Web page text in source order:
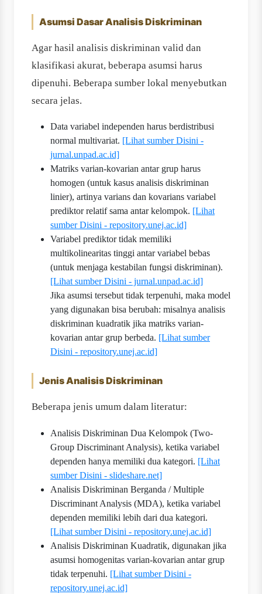
Asumsi Dasar Analisis Diskriminan
Agar hasil analisis diskriminan valid dan
klasifikasi akurat, beberapa asumsi harus
dipenuhi. Beberapa sumber lokal menyebutkan
secara jelas.
Data variabel independen harus berdistribusi
normal multivariat. [Lihat sumber Disini -
jurnal.unpad.ac.id]
Matriks varian-kovarian antar grup harus
homogen (untuk kasus analisis diskriminan
linier), artinya varians dan kovarians variabel
prediktor relatif sama antar kelompok. [Lihat
sumber Disini - repository.unej.ac.id]
Variabel prediktor tidak memiliki
multikolinearitas tinggi antar variabel bebas
(untuk menjaga kestabilan fungsi diskriminan).
[Lihat sumber Disini - jurnal.unpad.ac.id]
Jika asumsi tersebut tidak terpenuhi, maka model
yang digunakan bisa berubah: misalnya analisis
diskriminan kuadratik jika matriks varian-
kovarian antar grup berbeda. [Lihat sumber
Disini - repository.unej.ac.id]
Jenis Analisis Diskriminan
Beberapa jenis umum dalam literatur:
Analisis Diskriminan Dua Kelompok (Two-
Group Discriminant Analysis), ketika variabel
dependen hanya memiliki dua kategori. [Lihat
sumber Disini - slideshare.net]
Analisis Diskriminan Berganda / Multiple
Discriminant Analysis (MDA), ketika variabel
dependen memiliki lebih dari dua kategori.
[Lihat sumber Disini - repository.unej.ac.id]
Analisis Diskriminan Kuadratik, digunakan jika
asumsi homogenitas varian-kovarian antar grup
tidak terpenuhi. [Lihat sumber Disini -
repository.unej.ac.id]